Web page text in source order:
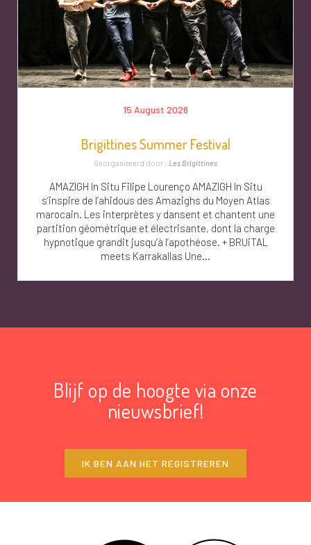
15 August 2026
Brigittines Summer Festival
Georganiseerd door : Les Brigittines
AMAZIGH In Situ Filipe Lourenço AMAZIGH In Situ
s’inspire de l’ahidous des Amazighs du Moyen Atlas
marocain. Les interprètes y dansent et chantent une
partition géométrique et électrisante, dont la charge
hypnotique grandit jusqu’à l’apothéose. + BRUiTAL
meets Karrakallas Une...
Blijf op de hoogte via onze
nieuwsbrief!
IK BEN AAN HET REGISTREREN